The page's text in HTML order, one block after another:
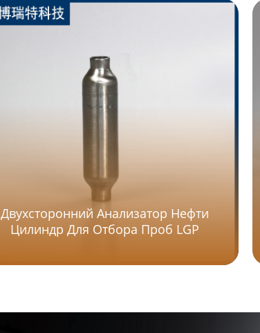
Двухсторонний Анализатор Нефти
Цилиндр Для Отбора Проб LGP